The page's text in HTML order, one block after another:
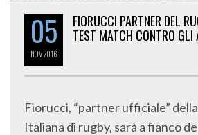
05
NOV2016
FIORUCCI PARTNER DEL
TEST MATCH CONTRO
Fiorucci, “partner ufficiale”
Italiana di rugby, sarà a fianco